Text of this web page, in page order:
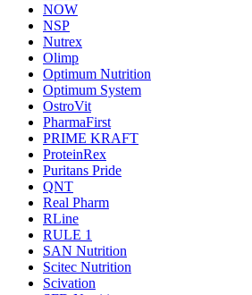
NOW
NSP
Nutrex
Olimp
Optimum Nutrition
Optimum System
OstroVit
PharmaFirst
PRIME KRAFT
ProteinRex
Puritans Pride
QNT
Real Pharm
RLine
RULE 1
SAN Nutrition
Scitec Nutrition
Scivation